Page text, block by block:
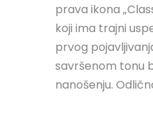
prava ikona
koji ima trajni
prvog
savršenom tonu
nanošenju.